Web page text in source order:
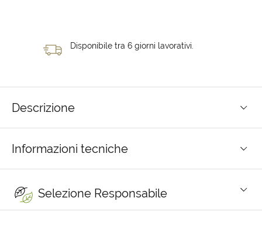
Disponibile tra 6 giorni lavorativi.
Descrizione
Informazioni tecniche
Selezione Responsabile